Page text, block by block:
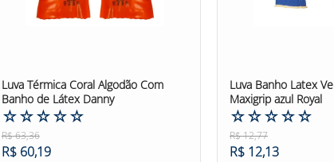
Luva Térmica Coral Algodão Com
Banho de Látex Danny
☆☆☆☆☆
R$63,36
R$ 60,19
Luva Banho Latex
Maxigrip azul Royal
☆☆☆☆☆
R$12,77
R$ 12,13